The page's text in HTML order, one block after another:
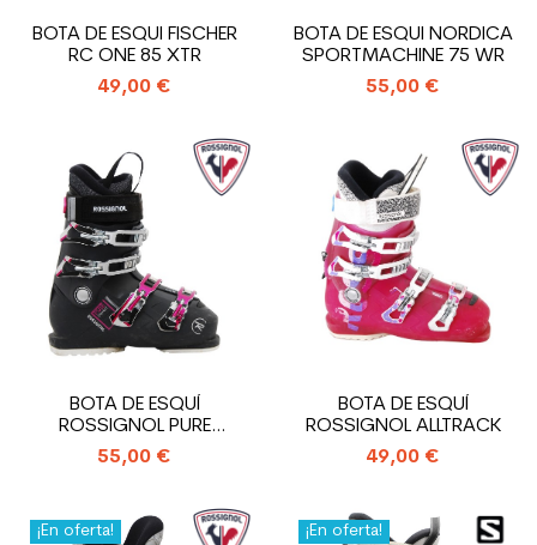
BOTA DE ESQUI FISCHER
RC ONE 85 XTR
49,00 €
BOTA DE ESQUI NORDICA
SPORTMACHINE 75 WR
55,00 €
BOTA DE ESQUÍ
ROSSIGNOL PURE
COMFORT
55,00 €
BOTA DE ESQUÍ
ROSSIGNOL ALLTRACK
49,00 €
¡En oferta! ¡En oferta!